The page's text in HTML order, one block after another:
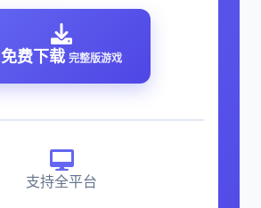
免费下载 完整版游戏
支持全平台